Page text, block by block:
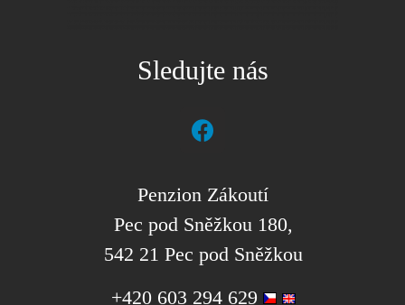
Sledujte nás
Penzion Zákoutí
Pec pod Sněžkou 180,
542 21 Pec pod Sněžkou
+420 603 294 629